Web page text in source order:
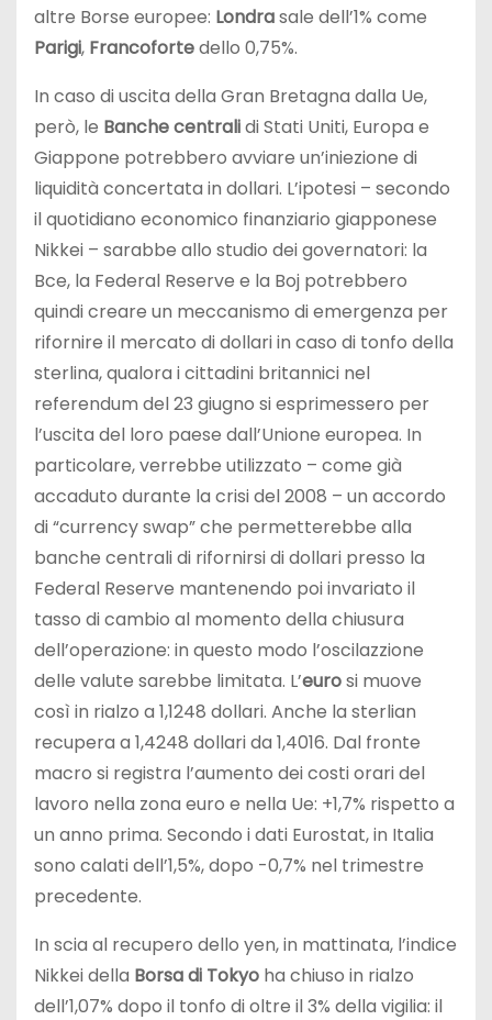
altre Borse europee: Londrasale dell’1% come
Parigi, Francofortedello 0,75%.
In caso di uscita della Gran Bretagna dalla Ue,
però, le Banche centralidi Stati Uniti, Europa e
Giappone potrebbero avviare un’iniezione di
liquidità concertata in dollari. L’ipotesi – secondo
il quotidiano economico finanziario giapponese
Nikkei – sarabbe allo studio dei governatori: la
Bce, la Federal Reserve e la Boj potrebbero
quindi creare un meccanismo di emergenza per
rifornire il mercato di dollari in caso di tonfo della
sterlina, qualora i cittadini britannici nel
referendum del 23 giugno si esprimessero per
l’uscita del loro paese dall’Unione europea. In
particolare, verrebbe utilizzato – come già
accaduto durante la crisi del 2008 – un accordo
di “currency swap” che permetterebbe alla
banche centrali di rifornirsi di dollari presso la
Federal Reserve mantenendo poi invariato il
tasso di cambio al momento della chiusura
dell’operazione: in questo modo l’oscilazzione
delle valute sarebbe limitata. L’eurosi muove
così in rialzo a 1,1248 dollari. Anche la sterlian
recupera a 1,4248 dollari da 1,4016. Dal fronte
macro si registra l’aumento dei costi orari del
lavoro nella zona euro e nella Ue: +1,7% rispetto a
un anno prima. Secondo i dati Eurostat, in Italia
sono calati dell’1,5%, dopo -0,7% nel trimestre
precedente.
In scia al recupero dello yen, in mattinata, l’indice
Nikkei della Borsa di Tokyo ha chiuso in rialzo
dell’1,07% dopo il tonfo di oltre il 3% della vigilia: il